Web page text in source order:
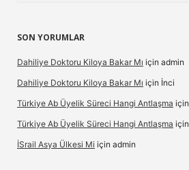
SON YORUMLAR
Dahiliye Doktoru Kiloya Bakar Mı için admin
Dahiliye Doktoru Kiloya Bakar Mı için İnci
Türkiye Ab Üyelik Süreci Hangi Antlaşma için
Türkiye Ab Üyelik Süreci Hangi Antlaşma için
İSrail Asya Ülkesi Mi için admin